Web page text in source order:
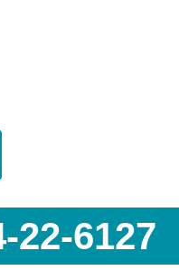
22-6127